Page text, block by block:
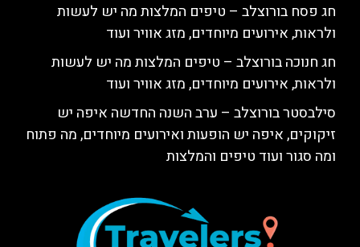
חג פסח בורוצלב – טיפים המלצות מה יש לעשות
ולראות, אירועים מיוחדים, מזג אוויר ועוד
חג חנוכה בורוצלב – טיפים המלצות מה יש לעשות
ולראות, אירועים מיוחדים, מזג אוויר ועוד
סילבסטר בורוצלב – ערב השנה החדשה איפה יש
זיקוקים, איפה יש הופעות ואירועים מיוחדים, מה פתוח
ומה סגור ועוד טיפים והמלצות